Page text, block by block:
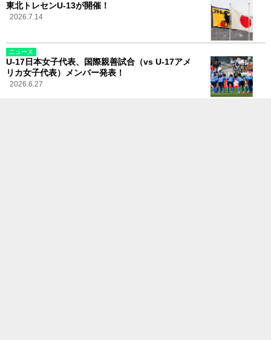
東北トレセンU-13が開催！
2026.7.14
ニュース
U-17日本女子代表、国際親善試合（vs U-17アメ
リカ女子代表）メンバー発表！
2026.6.27